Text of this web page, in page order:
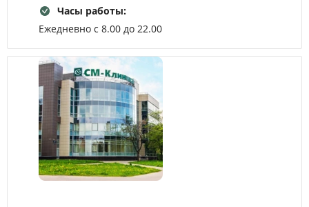
Часы работы:
Ежедневно с 8.00 до 22.00